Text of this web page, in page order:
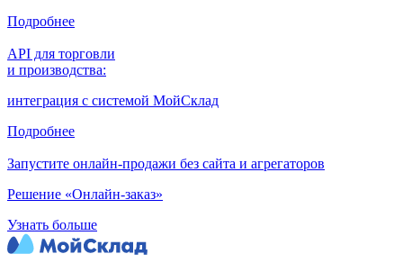
Подробнее
API для торговли
и производства:
интеграция с системой МойСклад
Подробнее
Запустите онлайн-продажи без сайта и агрегаторов
Решение «Онлайн-заказ»
Узнать больше